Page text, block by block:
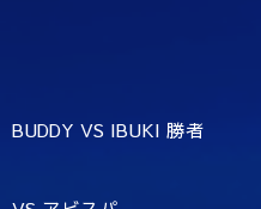
BUDDY VS IBUKI 勝者